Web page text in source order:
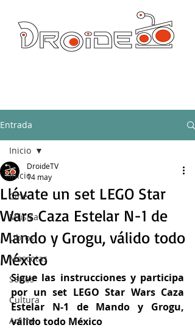
Entrada
Inicio
Cine
Música
Libros
Mascotas
Series
Cultura
Anime
Inicio
Llévate un set LEGO Star
Wars Caza Estelar N-1 de
Mando y Grogu, válido todo
México
DroideTV
14 may
Sigue las instrucciones y participa
por un set LEGO Star Wars Caza
Estelar N-1 de Mando y Grogu,
válido todo México